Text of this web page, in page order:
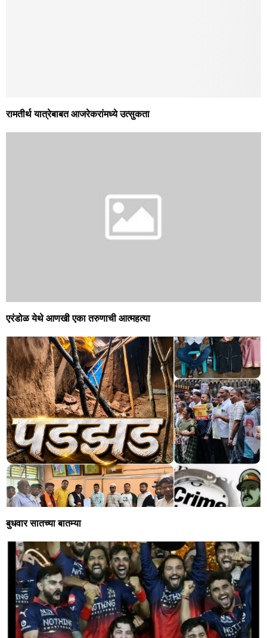
रामतीर्थ यात्रेबाबत आजरेकरांमध्ये उत्सुकता
एरंडोळ येथे आणखी एका तरुणाची आत्महत्या
बुधवार सातच्या बातम्या